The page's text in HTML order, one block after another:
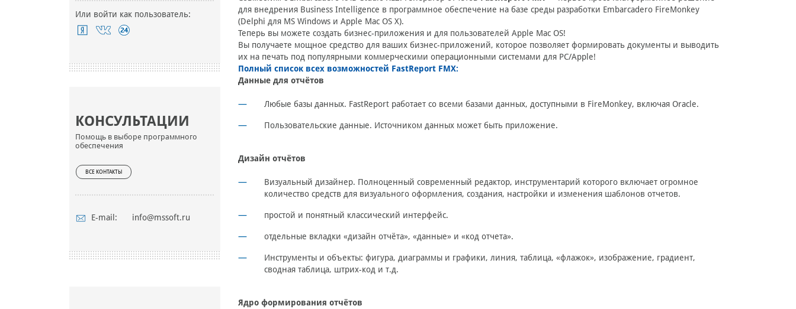
Или войти как пользователь:
КОНСУЛЬТАЦИИ
Помощь в выборе программного
обеспечения
ВСЕ КОНТАКТЫ
E-mail: info@mssoft.ru
для внедрения Business Intelligence в программное обеспечение на базе среды разработки Embarcadero FireMonkey
(Delphi для MS Windows и Apple Mac OS X).
Теперь вы можете создать бизнес-приложения и для пользователей Apple Mac OS!
Вы получаете мощное средство для ваших бизнес-приложений, которое позволяет формировать документы и выводить
их на печать под популярными коммерческими операционными системами для PC/Apple!
Полный список всех возможностей FastReport FMX:
Данные для отчётов
Любые базы данных. FastReport работает со всеми базами данных, доступными в FireMonkey, включая Oracle.
Пользовательские данные. Источником данных может быть приложение.
Дизайн отчётов
Визуальный дизайнер. Полноценный современный редактор, инструментарий которого включает огромное
количество средств для визуального оформления, создания, настройки и изменения шаблонов отчетов.
простой и понятный классический интерфейс.
отдельные вкладки «дизайн отчёта», «данные» и «код отчета».
Инструменты и объекты: фигура, диаграммы и графики, линия, таблица, «флажок», изображение, градиент,
сводная таблица, штрих-код и т.д.
Ядро формирования отчётов